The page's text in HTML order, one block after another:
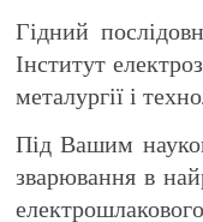
Гідний
Інститут
металургії і
Під Вашим
зварювання в